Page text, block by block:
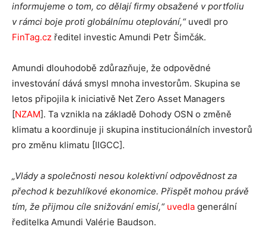
informujeme o tom, co dělají firmy obsažené v portfoliu
v rámci boje proti globálnímu oteplování,“uvedl pro
FinTag.cz ředitel investic Amundi Petr Šimčák.
Amundi dlouhodobě zdůrazňuje, že odpovědné
investování dává smysl mnoha investorům. Skupina se
letos připojila k iniciativě Net Zero Asset Managers
[NZAM]. Ta vznikla na základě Dohody OSN o změně
klimatu a koordinuje ji skupina institucionálních investorů
pro změnu klimatu [IIGCC].
„Vlády a společnosti nesou kolektivní odpovědnost za
přechod k bezuhlíkové ekonomice. Přispět mohou právě
tím, že přijmou cíle snižování emisí,“ uvedla generální
ředitelka Amundi Valérie Baudson.